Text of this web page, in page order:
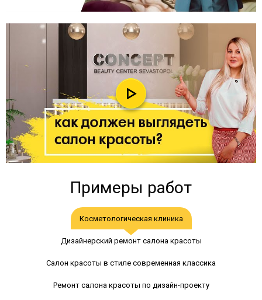
Примеры работ
Косметологическая клиника
Дизайнерский ремонт салона красоты
Салон красоты в стиле современная классика
Ремонт салона красоты по дизайн-проекту